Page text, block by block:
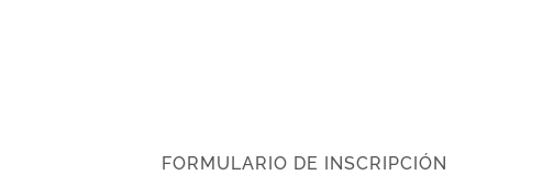
FORMULARIO DE INSCRIPCIÓN